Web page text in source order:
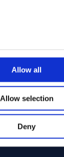
Allow all
Allow selection
Deny